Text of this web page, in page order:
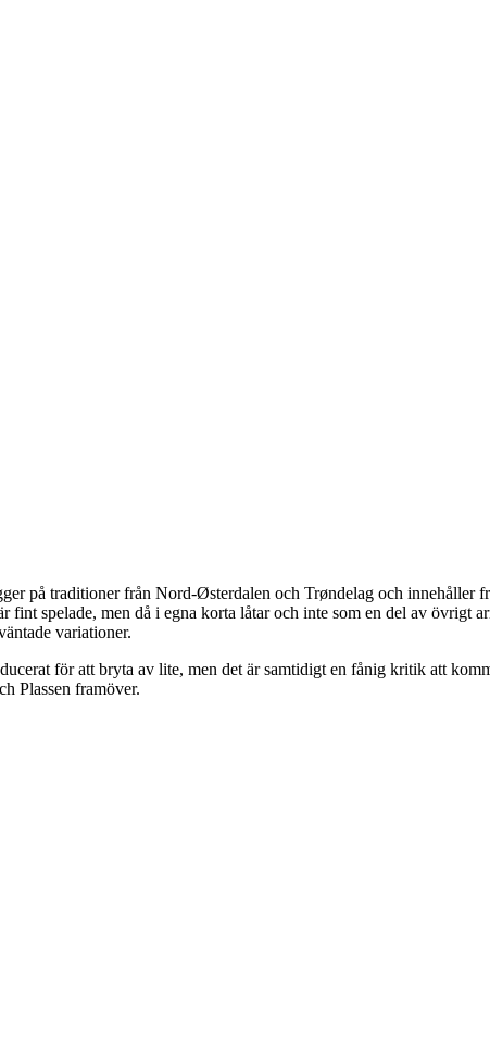
på traditioner från Nord-Østerdalen och Trøndelag och innehåller
spelade, men då i egna korta låtar och inte som en del av övrigt
variationer.
för att bryta av lite, men det är samtidigt en fånig kritik att
Plassen framöver.